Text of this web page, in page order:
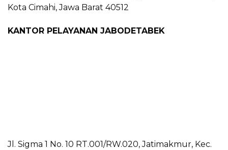
Kota Cimahi, Jawa Barat 40512
KANTOR PELAYANAN JABODETABEK
Jl. Sigma 1 No. 10 RT.001/RW.020, Jatimakmur, Kec.